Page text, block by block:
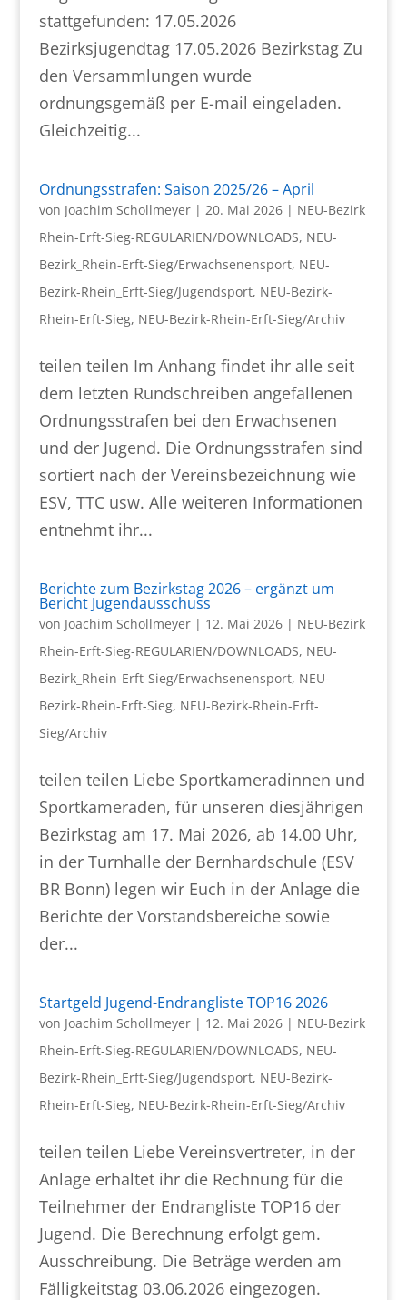
stattgefunden: 17.05.2026
Bezirksjugendtag 17.05.2026 Bezirkstag Zu
den Versammlungen wurde
ordnungsgemäß per E-mail eingeladen.
Gleichzeitig...
Ordnungsstrafen: Saison 2025/26 – April
von Joachim Schollmeyer| 20. Mai 2026| NEU-Bezirk
Rhein-Erft-Sieg-REGULARIEN/DOWNLOADS, NEU-
Bezirk_Rhein-Erft-Sieg/Erwachsenensport, NEU-
Bezirk-Rhein_Erft-Sieg/Jugendsport, NEU-Bezirk-
Rhein-Erft-Sieg, NEU-Bezirk-Rhein-Erft-Sieg/Archiv
teilen teilen Im Anhang findet ihr alle seit
dem letzten Rundschreiben angefallenen
Ordnungsstrafen bei den Erwachsenen
und der Jugend. Die Ordnungsstrafen sind
sortiert nach der Vereinsbezeichnung wie
ESV, TTC usw. Alle weiteren Informationen
entnehmt ihr...
Berichte zum Bezirkstag 2026 – ergänzt um
Bericht Jugendausschuss
von Joachim Schollmeyer| 12. Mai 2026| NEU-Bezirk
Rhein-Erft-Sieg-REGULARIEN/DOWNLOADS, NEU-
Bezirk_Rhein-Erft-Sieg/Erwachsenensport, NEU-
Bezirk-Rhein-Erft-Sieg, NEU-Bezirk-Rhein-Erft-
Sieg/Archiv
teilen teilen Liebe Sportkameradinnen und
Sportkameraden, für unseren diesjährigen
Bezirkstag am 17. Mai 2026, ab 14.00 Uhr,
in der Turnhalle der Bernhardschule (ESV
BR Bonn) legen wir Euch in der Anlage die
Berichte der Vorstandsbereiche sowie
der...
Startgeld Jugend-Endrangliste TOP16 2026
von Joachim Schollmeyer| 12. Mai 2026| NEU-Bezirk
Rhein-Erft-Sieg-REGULARIEN/DOWNLOADS, NEU-
Bezirk-Rhein_Erft-Sieg/Jugendsport, NEU-Bezirk-
Rhein-Erft-Sieg, NEU-Bezirk-Rhein-Erft-Sieg/Archiv
teilen teilen Liebe Vereinsvertreter, in der
Anlage erhaltet ihr die Rechnung für die
Teilnehmer der Endrangliste TOP16 der
Jugend. Die Berechnung erfolgt gem.
Ausschreibung. Die Beträge werden am
Fälligkeitstag 03.06.2026 eingezogen.